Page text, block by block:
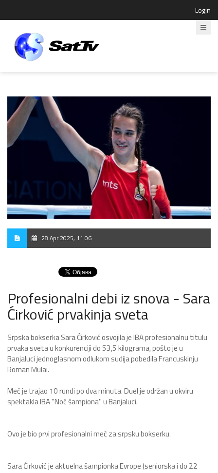
Login
28 Apr 2025, 11:06
Profesionalni debi iz snova - Sara
Ćirković prvakinja sveta
Srpska bokserka Sara Ćirković osvojila je IBA profesionalnu titulu
prvaka sveta u konkurenciji do 53,5 kilograma, pošto je u
Banjaluci jednoglasnom odlukom sudija pobedila Francuskinju
Roman Mulai.
Meč je trajao 10 rundi po dva minuta. Duel je održan u okviru
spektakla IBA "Noć šampiona" u Banjaluci.
Ovo je bio prvi profesionalni meč za srpsku bokserku.
Sara Ćirković je aktuelna šampionka Evrope (seniorska i do 22